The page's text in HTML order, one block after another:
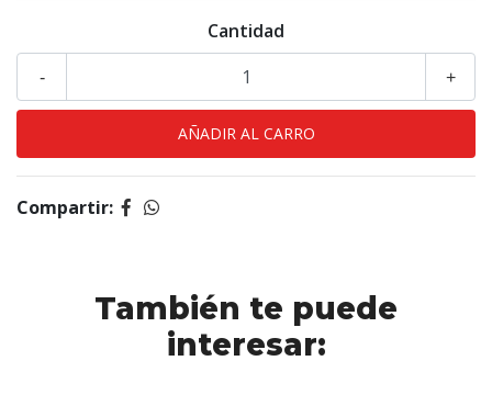
Cantidad
+
-
Compartir:
También te puede
interesar: